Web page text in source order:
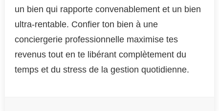
un bien qui rapporte convenablement et un bien
ultra-rentable. Confier ton bien à une
conciergerie professionnelle maximise tes
revenus tout en te libérant complètement du
temps et du stress de la gestion quotidienne.